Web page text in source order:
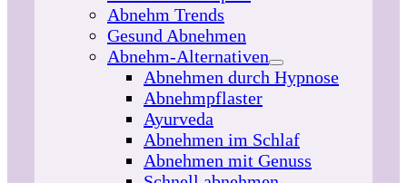
Abnehm Trends
Gesund Abnehmen
Abnehm-Alternativen
Abnehmen durch Hypnose
Abnehmpflaster
Ayurveda
Abnehmen im Schlaf
Abnehmen mit Genuss